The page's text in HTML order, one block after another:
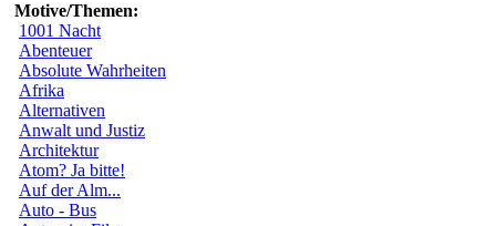
Motive/Themen:
1001 Nacht
Abenteuer
Absolute Wahrheiten
Afrika
Alternativen
Anwalt und Justiz
Architektur
Atom? Ja bitte!
Auf der Alm...
Auto - Bus